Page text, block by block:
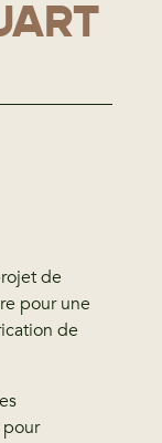
de
pour une
de